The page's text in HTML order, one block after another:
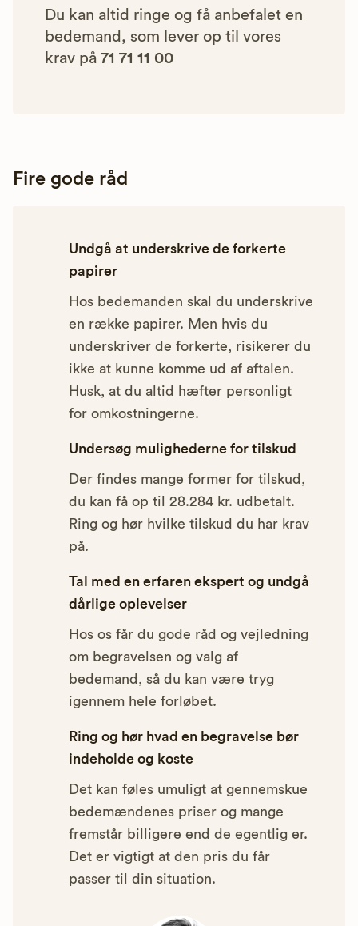
Du kan altid ringe og få anbefalet en
bedemand, som lever op til vores
krav på 71 71 11 00
Fire gode råd
Undgå at underskrive de forkerte
papirer
Hos bedemanden skal du underskrive
en række papirer. Men hvis du
underskriver de forkerte, risikerer du
ikke at kunne komme ud af aftalen.
Husk, at du altid hæfter personligt
for omkostningerne.
Undersøg mulighederne for tilskud
Der findes mange former for tilskud,
du kan få op til 28.284 kr. udbetalt.
Ring og hør hvilke tilskud du har krav
på.
Tal med en erfaren ekspert og undgå
dårlige oplevelser
Hos os får du gode råd og vejledning
om begravelsen og valg af
bedemand, så du kan være tryg
igennem hele forløbet.
Ring og hør hvad en begravelse bør
indeholde og koste
Det kan føles umuligt at gennemskue
bedemændenes priser og mange
fremstår billigere end de egentlig er.
Det er vigtigt at den pris du får
passer til din situation.